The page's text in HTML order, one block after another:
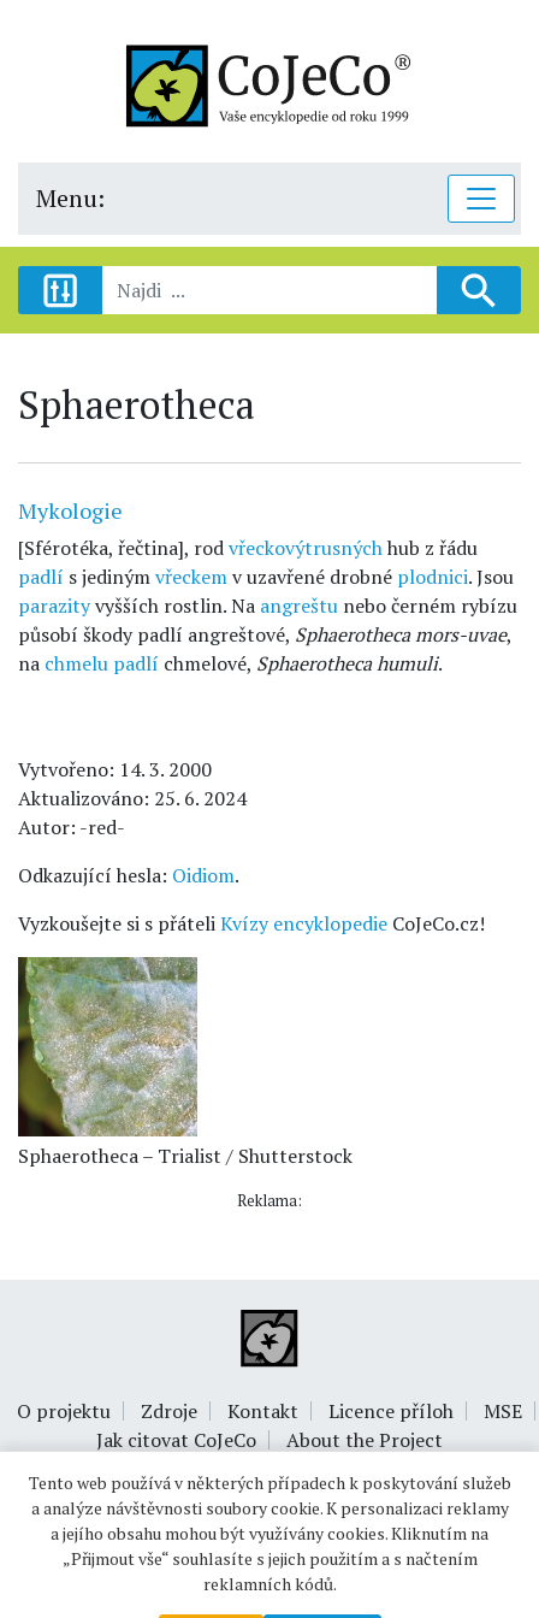
Menu:
Sphaerotheca
Mykologie
[Sférotéka, řečtina], rodvřeckovýtrusnýchhub z řádu
padlí s jedinýmvřeckemv uzavřené drobné plodnici. Jsou
parazityvyšších rostlin. Na angreštu nebo černém rybízu
působí škody padlí angreštové, Sphaerotheca mors-uvae,
na chmelu padlí chmelové, Sphaerotheca humuli.
Vytvořeno: 14. 3. 2000
Aktualizováno: 25. 6. 2024
Autor: -red-
Odkazující hesla: Oidiom.
Vyzkoušejte si s přáteliKvízy encyklopedie CoJeCo.cz!
Sphaerotheca – Trialist / Shutterstock
Reklama:
O projektu Zdroje Kontakt Licence příloh
MSE
Jak citovat CoJeCo
About the Project
© 1999-2026OPTIMUS s.r.o.
Tento web používá v některých případech k poskytování služeb
a analýze návštěvnosti soubory cookie. K personalizaci reklamy
a jejího obsahu mohou být využívány cookies. Kliknutím na
„Přijmout vše“ souhlasíte s jejich použitím a s načtením
reklamních kódů.